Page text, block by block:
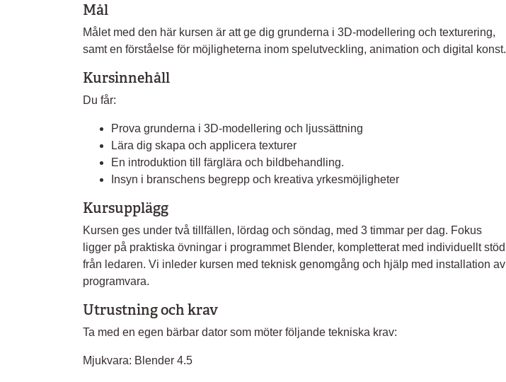
Mål
Målet med den här kursen är att ge dig grunderna i 3D-modellering och texturering,
samt en förståelse för möjligheterna inom spelutveckling, animation och digital konst.
Kursinnehåll
Du får:
Prova grunderna i 3D-modellering och ljussättning
Lära dig skapa och applicera texturer
En introduktion till färglära och bildbehandling.
Insyn i branschens begrepp och kreativa yrkesmöjligheter
Kursupplägg
Kursen ges under två tillfällen, lördag och söndag, med 3 timmar per dag. Fokus
ligger på praktiska övningar i programmet Blender, kompletterat med individuellt stöd
från ledaren. Vi inleder kursen med teknisk genomgång och hjälp med installation av
programvara.
Utrustning och krav
Ta med en egen bärbar dator som möter följande tekniska krav:
Mjukvara: Blender 4.5